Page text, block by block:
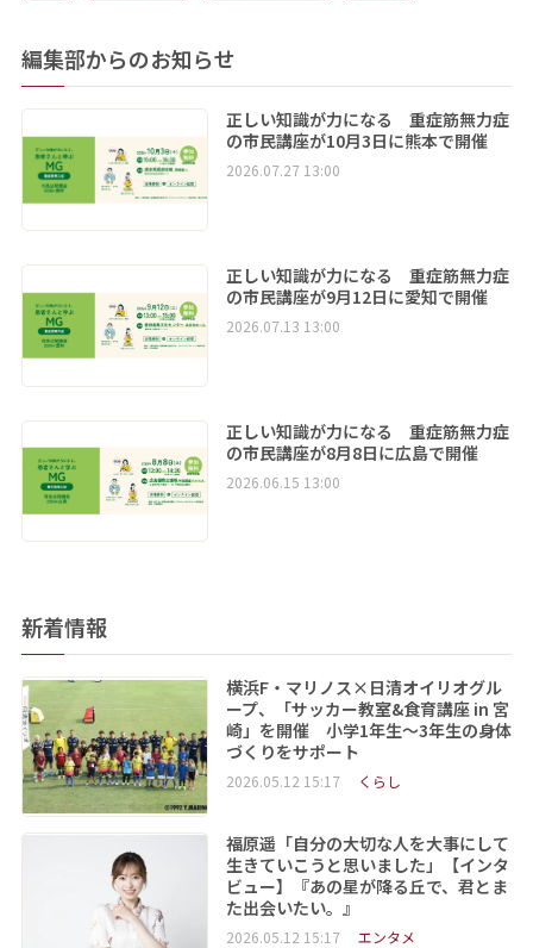
編集部からのお知らせ
正しい知識が力になる 重症筋無力症
の市民講座が10月3日に熊本で開催
2026.07.27 13:00
正しい知識が力になる 重症筋無力症
の市民講座が9月12日に愛知で開催
2026.07.13 13:00
正しい知識が力になる 重症筋無力症
の市民講座が8月8日に広島で開催
2026.06.15 13:00
新着情報
横浜F・マリノス×日清オイリオグル
ープ、「サッカー教室&食育講座 in 宮
崎」を開催 小学1年生～3年生の身体
づくりをサポート
2026.05.12 15:17 くらし
福原遥「自分の大切な人を大事にして
生きていこうと思いました」【インタ
ビュー】『あの星が降る丘で、君とま
た出会いたい。』
2026.05.12 15:17 エンタメ